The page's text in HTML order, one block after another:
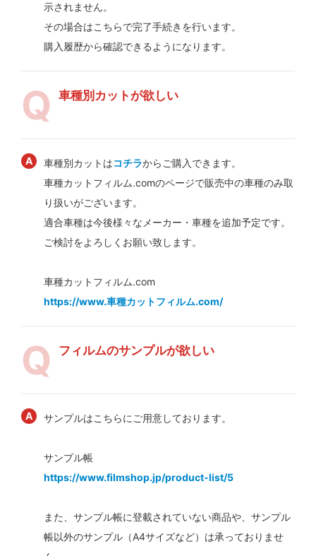
示されません。
その場合はこちらで完了手続きを行います。
購入履歴から確認できるようになります。
車種別カットが欲しい
車種別カットはコチラからご購入できます。
車種カットフィルム.comのページで販売中の車種のみ取
り扱いがございます。
適合車種は今後様々なメーカー・車種を追加予定です。
ご検討をよろしくお願い致します。
車種カットフィルム.com
https://www.車種カットフィルム.com/
フィルムのサンプルが欲しい
サンプルはこちらにご用意しております。
サンプル帳
https://www.filmshop.jp/product-list/5
また、サンプル帳に登載されていない商品や、サンプル
帳以外のサンプル（A4サイズなど）は承っておりませ